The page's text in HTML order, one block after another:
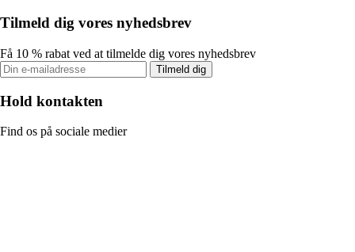
Tilmeld dig vores nyhedsbrev
Få 10 % rabat ved at tilmelde dig vores nyhedsbrev
Tilmeld dig
Hold kontakten
Find os på sociale medier